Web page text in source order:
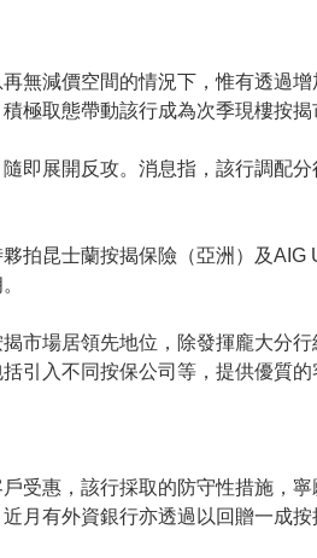
無減價空間的情況下，惟有透過
極取態帶動該行成為次季現樓按揭
即展開反攻。消息指，該行調配
拍昆士蘭按揭保險（亞洲）及AIG
市場居領先地位，除發揮龐大分
引入不同按保公司等，提供優質的
受惠，該行採取的防守性措施，
月有外資銀行亦透過以回贈一成